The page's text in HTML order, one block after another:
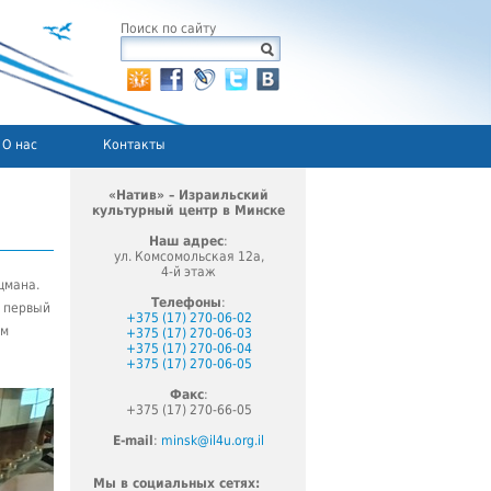
Поиск по сайту
О нас Контакты
первый
«Натив» – Израильский
культурный центр в Минске
Наш адрес:
ул. Комсомольская 12а,
4-й этаж
Телефоны:
+375 (17) 270-06-02
+375 (17) 270-06-03
+375 (17) 270-06-04
+375 (17) 270-06-05
Факс:
+375 (17) 270-66-05
E-mail : minsk@il4u.org.il
Мы в социальных сетях: